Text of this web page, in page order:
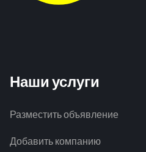
Наши услуги
Разместить объявление
Добавить компанию